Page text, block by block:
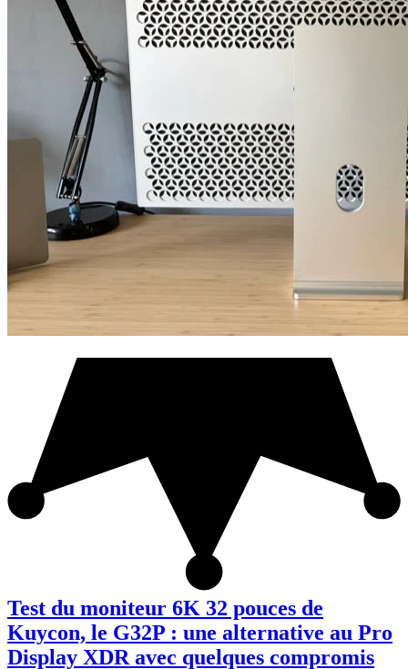
Test du moniteur 6K 32 pouces de
Kuycon, le G32P : une alternative au Pro
Display XDR avec quelques compromis